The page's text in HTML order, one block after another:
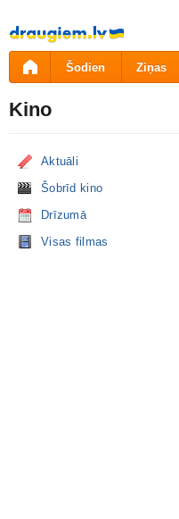
Pāriet
uz
saturu
Šodien Ziņas
Kino
Aktuāli
Šobrīd kino
Drīzumā
Visas filmas